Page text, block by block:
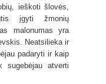
ieškoti šlovės,
įgyti žmonių
malonumas yra
Neatsilieka ir
padaryti ir kaip
atverti